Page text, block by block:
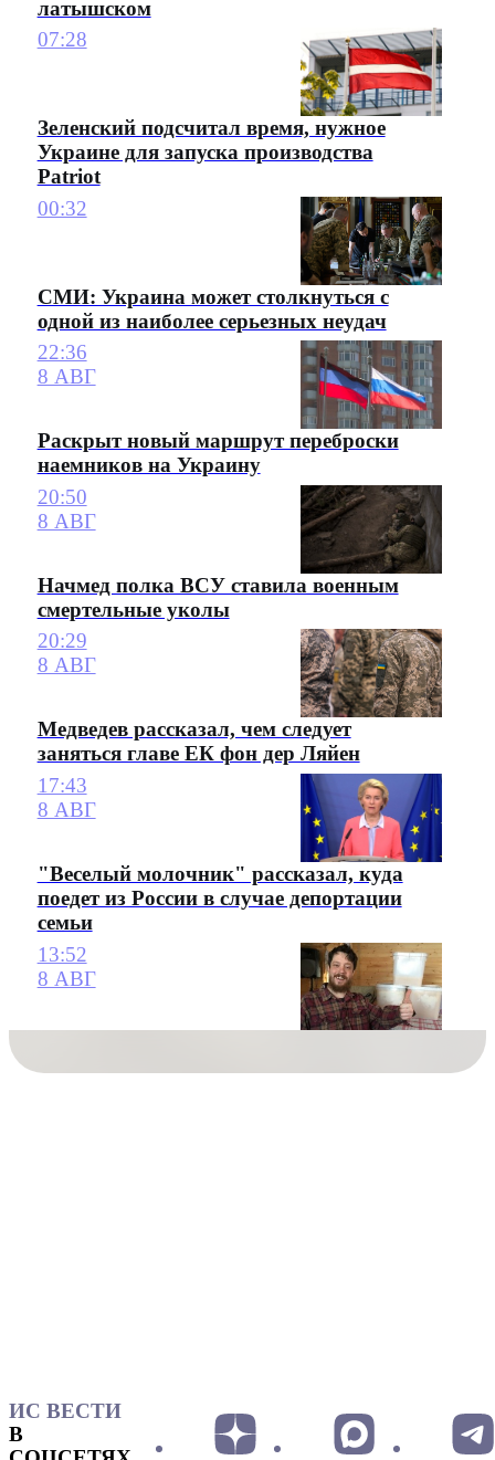
латышском
07:28
Зеленский подсчитал время, нужное
Украине для запуска производства
Patriot
00:32
СМИ: Украина может столкнуться с
одной из наиболее серьезных неудач
22:36
8 АВГ
Раскрыт новый маршрут переброски
наемников на Украину
20:50
8 АВГ
Начмед полка ВСУ ставила военным
смертельные уколы
20:29
8 АВГ
Медведев рассказал, чем следует
заняться главе ЕК фон дер Ляйен
17:43
8 АВГ
"Веселый молочник" рассказал, куда
поедет из России в случае депортации
семьи
13:52
8 АВГ
ИС ВЕСТИ
В